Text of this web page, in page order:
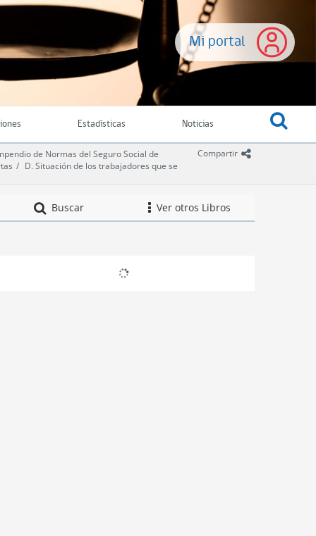
Mi portal
Estadísticas Noticias
Compartir icono
de Normas del Seguro Social de
D. Situación de los trabajadores que se
Buscar icono
Ver otros LibrosCompendio de